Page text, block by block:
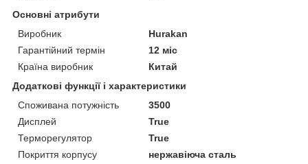
Основні атрибути
Виробник
Hurakan
Гарантійний термін
12 міс
Країна виробник
Китай
Додаткові функції і характеристики
Споживана потужність
3500
Дисплей
True
Терморегулятор
True
Покриття корпусу
нержавіюча сталь